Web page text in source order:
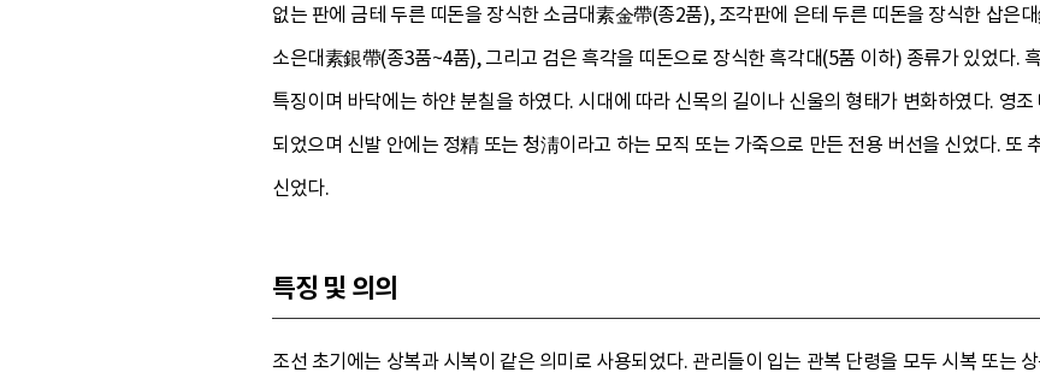
없는 판에 금테 두른 띠돈을 장식한 소금대素金帶(종2품), 조각판에 은테 두른 띠돈을 장식한 삽은
소은대素銀帶(종3품~4품), 그리고 검은 흑각을 띠돈으로 장식한 흑각대(5품 이하) 종류가 있었다.
특징이며 바닥에는 하얀 분칠을 하였다. 시대에 따라 신목의 길이나 신울의 형태가 변화하였다. 영
되었으며 신발 안에는 정精 또는 청淸이라고 하는 모직 또는 가죽으로 만든 전용 버선을 신었다. 또
신었다.
특징 및 의의
조선 초기에는 상복과 시복이 같은 의미로 사용되었다. 관리들이 입는 관복 단령을 모두 시복 또는